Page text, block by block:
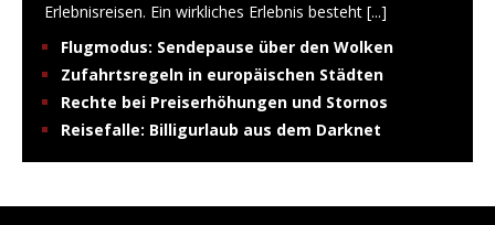
Erlebnisreisen. Ein wirkliches Erlebnis besteht [...]
Flugmodus: Sendepause über den Wolken
Zufahrtsregeln in europäischen Städten
Rechte bei Preiserhöhungen und Stornos
Reisefalle: Billigurlaub aus dem Darknet